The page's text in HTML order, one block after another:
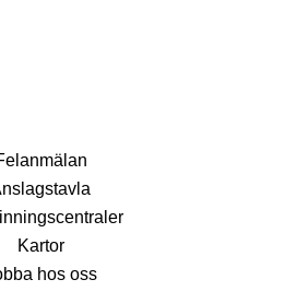
Kartor
hos oss